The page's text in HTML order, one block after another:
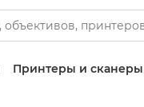
Принтеры и сканеры